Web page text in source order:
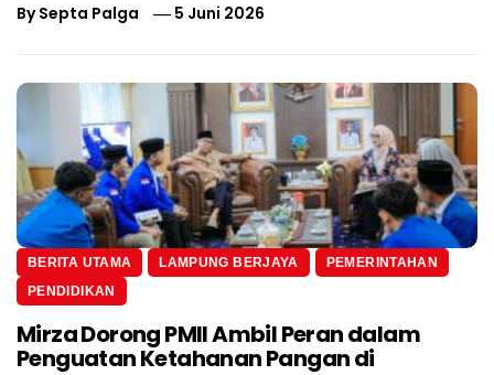
BySepta Palga 5 Juni 2026
BERITA UTAMA LAMPUNG BERJAYA
PEMERINTAHAN
PENDIDIKAN
Mirza Dorong PMII Ambil Peran dalam
Penguatan Ketahanan Pangan di